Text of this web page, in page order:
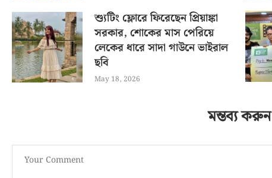
শ্যুটিং ফ্লোরে ফিরেছেন প্রিয়াঙ্কা
সরকার, শোকের মাস পেরিয়ে
লেকের ধারে সাদা গাউনে ভাইরাল
ছবি
May 18, 2026
মন্তব্য করুন